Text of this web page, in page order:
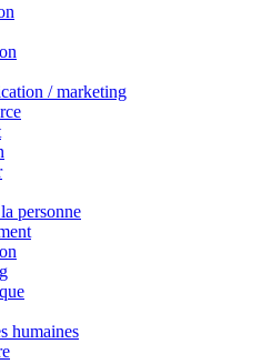
/ marketing
personne
humaines